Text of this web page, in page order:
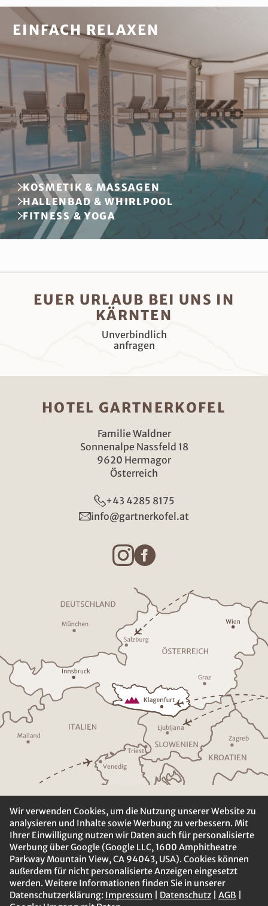
EINFACH RELAXEN
KOSMETIK & MASSAGEN
HALLENBAD & WHIRLPOOL
FITNESS & YOGA
EUER URLAUB BEI UNS IN
KÄRNTEN
Unverbindlich
anfragen
HOTEL GARTNERKOFEL
Familie Waldner
Sonnenalpe Nassfeld 18
9620 Hermagor
Österreich
+43 4285 8175
info@gartnerkofel.at
Ljubljana
Zagreb
KROATIEN
Triest
Venedig
Wir verwenden Cookies, um die Nutzung unserer Website zu
analysieren und Inhalte sowie Werbung zu verbessern. Mit
Ihrer Einwilligung nutzen wir Daten auch für personalisierte
Werbung über Google (Google LLC, 1600 Amphitheatre
Parkway Mountain View, CA 94043, USA). Cookies können
außerdem für nicht personalisierte Anzeigen eingesetzt
werden. Weitere Informationen finden Sie in unserer
Datenschutzerklärung: Impressum Datenschutz AGB